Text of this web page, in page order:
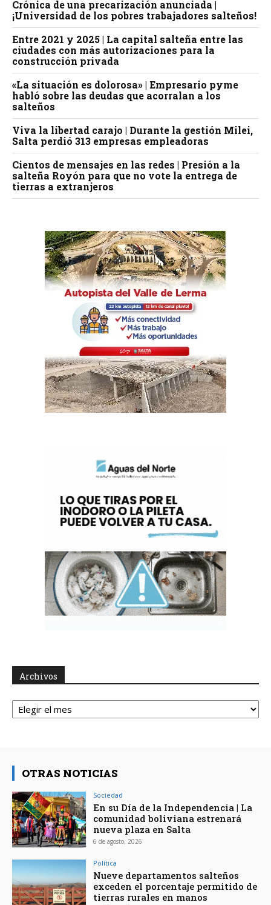
Crónica de una precarización anunciada |
¡Universidad de los pobres trabajadores salteños!
Entre 2021 y 2025 | La capital salteña entre las
ciudades con más autorizaciones para la
construcción privada
«La situación es dolorosa» | Empresario pyme
habló sobre las deudas que acorralan a los
salteños
Viva la libertad carajo | Durante la gestión Milei,
Salta perdió 313 empresas empleadoras
Cientos de mensajes en las redes | Presión a la
salteña Royón para que no vote la entrega de
tierras a extranjeros
Archivos
Archivos
OTRAS NOTICIAS
Sociedad
En su Día de la Independencia | La
comunidad boliviana estrenará
nueva plaza en Salta
6 de agosto, 2026
Política
Nueve departamentos salteños
exceden el porcentaje permitido de
tierras rurales en manos